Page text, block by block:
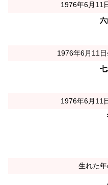
1976年6月11
1976年6月11
1976年6月11
生れた